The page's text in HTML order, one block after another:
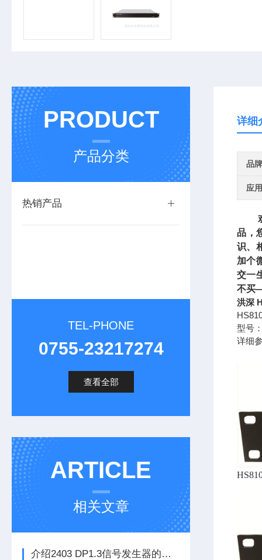
PRODUCT
产品分类
热销产品
TEL-PHONE
0755-23217274
查看全部
ARTICLE
相关文章
介绍2403 DP1.3信号发生器的技术特点
详细
品牌
应
欢
品，
识、
加个
交一
不买
洪深
型号
详细